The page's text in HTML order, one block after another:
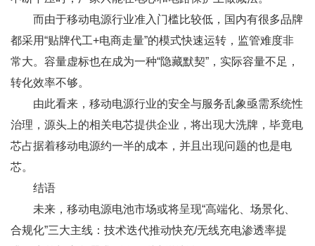
而由于移动电源行业准入门槛比较低，国内有很多品牌
都采用“贴牌代工+电商走量”的模式快速运转，监管难度非
常大。容量虚标也在成为一种“隐藏默契”，实际容量不足，
转化效率不够。
由此看来，移动电源行业的安全与服务乱象亟需系统性
治理，源头上的相关电芯提供企业，将出现大洗牌，毕竟电
芯占据着移动电源约一半的成本，并且出现问题的也是电
芯。
结语
未来，移动电源电池市场或将呈现“高端化、场景化、
合规化”三大主线：技术迭代推动快充/无线充电渗透率提